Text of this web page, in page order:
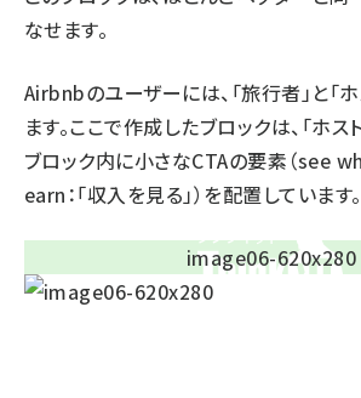
なせます。
Airbnbのユーザーには、「旅行者」と「
ます。ここで作成したブロックは、「ホス
ブロック内に小さなCTAの要素（see
earn：「収入を見る」）を配置しています。